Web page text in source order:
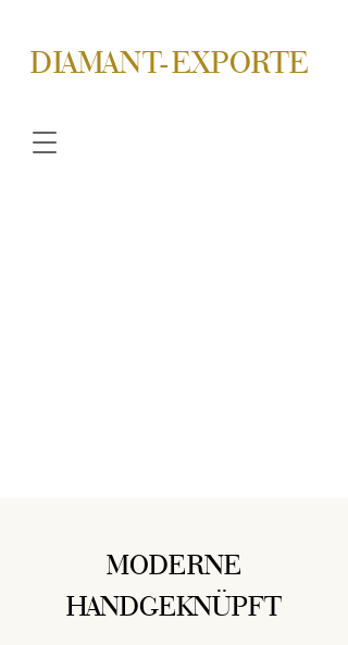
DIAMANT-EXPORTE
MODERNE
HANDGEKNÜPFT